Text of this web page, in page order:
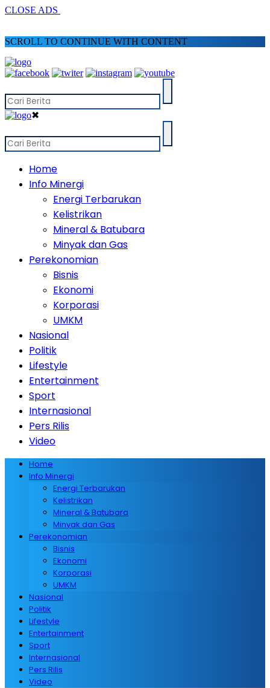
CLOSE ADS
SCROLL TO CONTINUE WITH CONTENT
✖
Home
Info Minergi
Energi Terbarukan
Kelistrikan
Mineral & Batubara
Minyak dan Gas
Perekonomian
Bisnis
Ekonomi
Korporasi
UMKM
Nasional
Politik
Lifestyle
Entertainment
Sport
Internasional
Pers Rilis
Video
Home
Info Minergi
Energi Terbarukan
Kelistrikan
Mineral & Batubara
Minyak dan Gas
Perekonomian
Bisnis
Ekonomi
Korporasi
UMKM
Nasional
Politik
Lifestyle
Entertainment
Sport
Internasional
Pers Rilis
Video